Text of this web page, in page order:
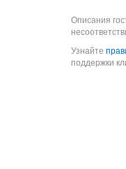
Описания
Узнайте
поддержки